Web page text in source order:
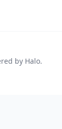
by Halo.